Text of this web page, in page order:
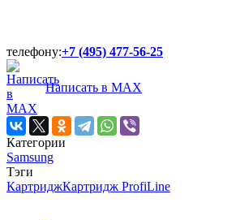
телефону:+7 (495) 477-56-25
Написать в MAX
Категории
Samsung
Тэги
КартриджКартридж ProfiLine